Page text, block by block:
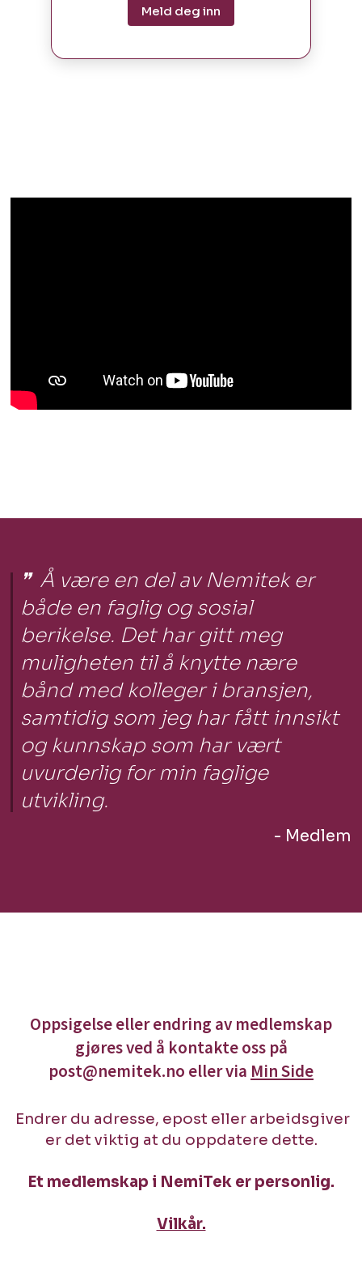
Meld deg inn
Å være en del av Nemitek er
både en faglig og sosial
berikelse. Det har gitt meg
muligheten til å knytte nære
bånd med kolleger i bransjen,
samtidig som jeg har fått innsikt
og kunnskap som har vært
uvurderlig for min faglige
utvikling.
- Medlem
Oppsigelse eller endring av medlemskap
gjøres ved å kontakte oss på
post@nemitek.no eller via Min Side
Endrer du adresse, epost eller arbeidsgiver
er det viktig at du oppdatere dette.
Et medlemskap i NemiTek er personlig.
Vilkår.